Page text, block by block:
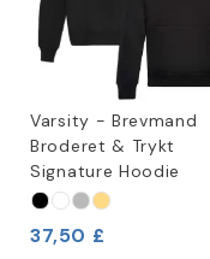
Varsity - Brevmand
Broderet & Trykt
Signature Hoodie
37,50 £